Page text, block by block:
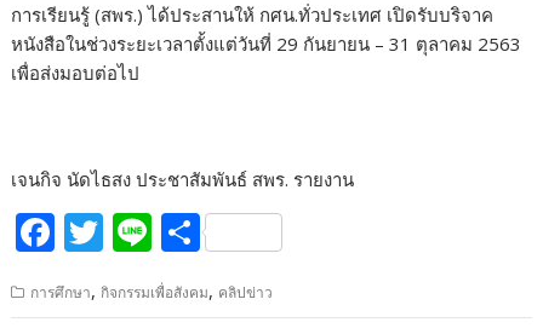
การเรียนรู้ (สพร.) ได้ประสานให้ กศน.ทั่วประเทศ เปิดรับบริจาค
หนังสือในช่วงระยะเวลาตั้งแต่วันที่ 29 กันยายน – 31 ตุลาคม 2563
เพื่อส่งมอบต่อไป
เจนกิจ นัดไธสง ประชาสัมพันธ์ สพร. รายงาน
F
e
T
itt
Li
n
e
S
ar
การศึกษา,กิจกรรมเพื่อสังคม, คลิปข่าว